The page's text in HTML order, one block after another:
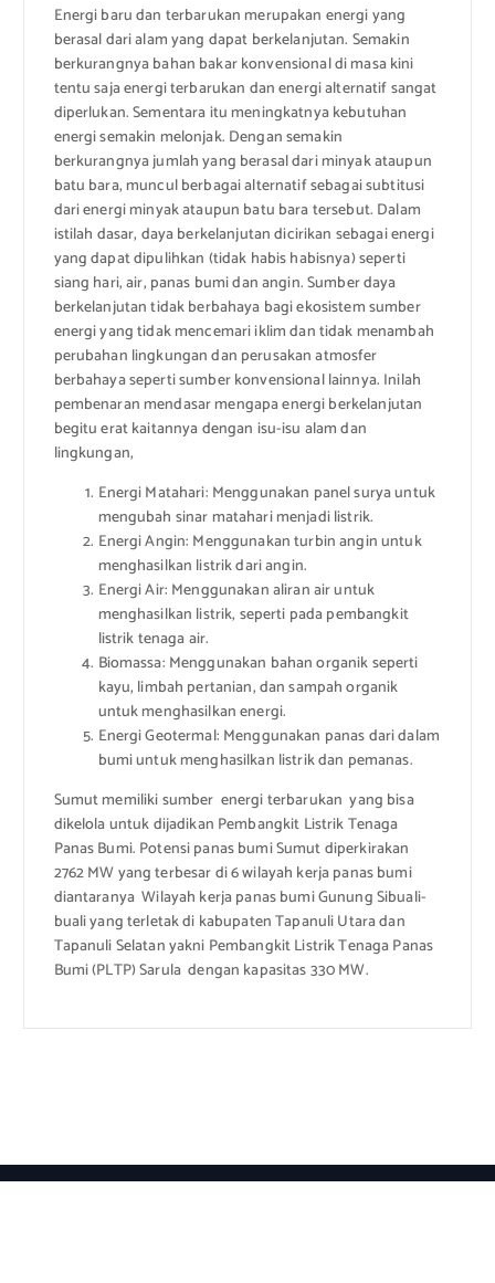
Energi baru dan terbarukan merupakan energi yang
berasal dari alam yang dapat berkelanjutan. Semakin
berkurangnya bahan bakar konvensional di masa kini
tentu saja energi terbarukan dan energi alternatif sangat
diperlukan. Sementara itu meningkatnya kebutuhan
energi semakin melonjak. Dengan semakin
berkurangnya jumlah yang berasal dari minyak ataupun
batu bara, muncul berbagai alternatif sebagai subtitusi
dari energi minyak ataupun batu bara tersebut. Dalam
istilah dasar, daya berkelanjutan dicirikan sebagai energi
yang dapat dipulihkan (tidak habis habisnya) seperti
siang hari, air, panas bumi dan angin. Sumber daya
berkelanjutan tidak berbahaya bagi ekosistem sumber
energi yang tidak mencemari iklim dan tidak menambah
perubahan lingkungan dan perusakan atmosfer
berbahaya seperti sumber konvensional lainnya. Inilah
pembenaran mendasar mengapa energi berkelanjutan
begitu erat kaitannya dengan isu-isu alam dan
lingkungan,
Energi Matahari: Menggunakan panel surya untuk
mengubah sinar matahari menjadi listrik.
Energi Angin: Menggunakan turbin angin untuk
menghasilkan listrik dari angin.
Energi Air: Menggunakan aliran air untuk
menghasilkan listrik, seperti pada pembangkit
listrik tenaga air.
Biomassa: Menggunakan bahan organik seperti
kayu, limbah pertanian, dan sampah organik
untuk menghasilkan energi.
Energi Geotermal: Menggunakan panas dari dalam
bumi untuk menghasilkan listrik dan pemanas.
Sumut memiliki sumber energi terbarukan yang bisa
dikelola untuk dijadikan Pembangkit Listrik Tenaga
Panas Bumi. Potensi panas bumi Sumut diperkirakan
2762 MW yang terbesar di 6 wilayah kerja panas bumi
diantaranya Wilayah kerja panas bumi Gunung Sibuali-
buali yang terletak di kabupaten Tapanuli Utara dan
Tapanuli Selatan yakni Pembangkit Listrik Tenaga Panas
Bumi (PLTP) Sarula dengan kapasitas 330 MW.